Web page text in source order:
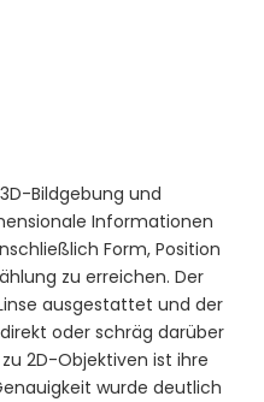
Bildgebung und
Informationen
Form, Position
zu erreichen. Der
ausgestattet und der
oder schräg darüber
2D-Objektiven ist ihre
wurde deutlich